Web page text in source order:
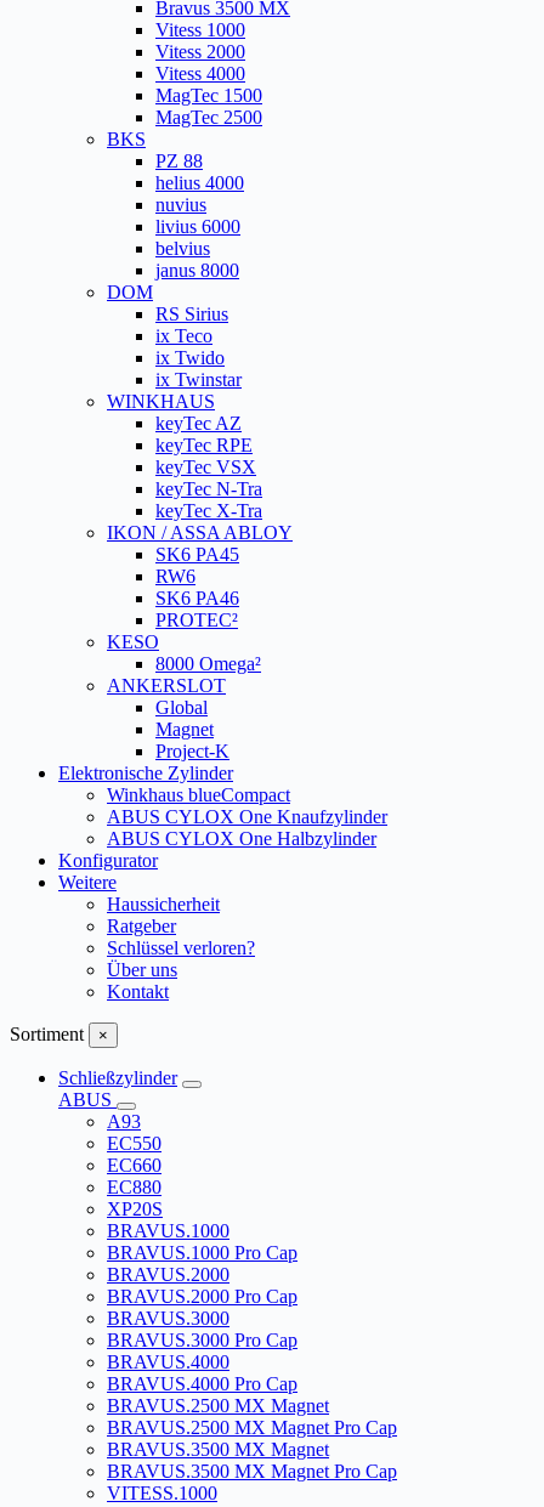
Bravus 3500 MX
Vitess 1000
Vitess 2000
Vitess 4000
MagTec 1500
MagTec 2500
BKS
PZ 88
helius 4000
nuvius
livius 6000
belvius
janus 8000
DOM
RS Sirius
ix Teco
ix Twido
ix Twinstar
WINKHAUS
keyTec AZ
keyTec RPE
keyTec VSX
keyTec N-Tra
keyTec X-Tra
IKON / ASSA ABLOY
SK6 PA45
RW6
SK6 PA46
PROTEC²
KESO
8000 Omega²
ANKERSLOT
Global
Magnet
Project-K
Elektronische Zylinder
Winkhaus blueCompact
ABUS CYLOX One Knaufzylinder
ABUS CYLOX One Halbzylinder
Konfigurator
Weitere
Haussicherheit
Ratgeber
Schlüssel verloren?
Über uns
Kontakt
Sortiment ×
Schließzylinder
ABUS
A93
EC550
EC660
EC880
XP20S
BRAVUS.1000
BRAVUS.1000 Pro Cap
BRAVUS.2000
BRAVUS.2000 Pro Cap
BRAVUS.3000
BRAVUS.3000 Pro Cap
BRAVUS.4000
BRAVUS.4000 Pro Cap
BRAVUS.2500 MX Magnet
BRAVUS.2500 MX Magnet Pro Cap
BRAVUS.3500 MX Magnet
BRAVUS.3500 MX Magnet Pro Cap
VITESS.1000